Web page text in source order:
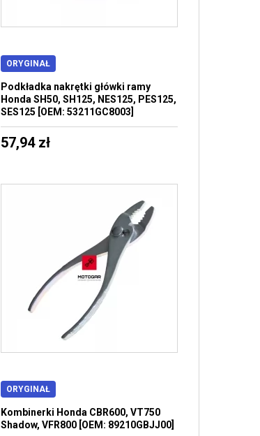
ORYGINAŁ
Podkładka nakrętki główki ramy
Honda SH50, SH125, NES125, PES125,
SES125 [OEM: 53211GC8003]
57,94 zł
ORYGINAŁ
Kombinerki Honda CBR600, VT750
Shadow, VFR800 [OEM: 89210GBJJ00]